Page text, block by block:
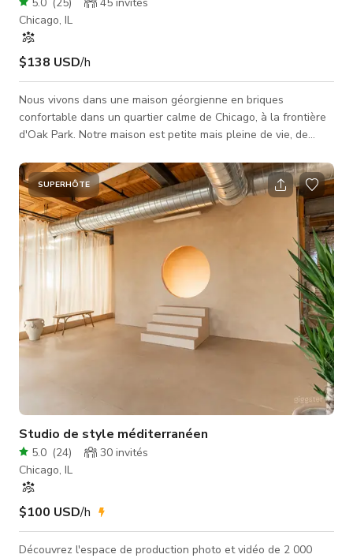
Chicago, IL
$138 USD/h
Nous vivons dans une maison géorgienne en briques
confortable dans un quartier calme de Chicago, à la frontière
d'Oak Park. Notre maison est petite mais pleine de vie, de
et s'ouvre sur la salle à manger. Notre salon familial a
beaucoup de fenêtres et offre une belle vue sur notre jardin
arrière, et notre salon a des couleurs riches et une cheminée
accueillante. Trois chambres sont à l'étage avec une salle de
bain récemment
SUPERHÔTE
Studio de style méditerranéen
5.0 (24) 30 invités
Chicago, IL
$100 USD/h
Découvrez l'espace de production photo et vidéo de 2 000